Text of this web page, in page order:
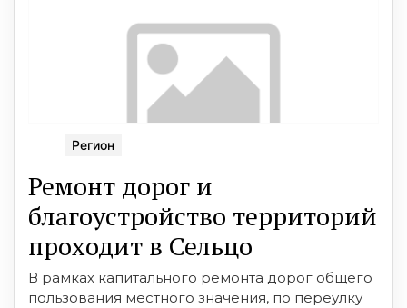
Регион
Ремонт дорог и
благоустройство территорий
проходит в Сельцо
В рамках капитального ремонта дорог общего
пользования местного значения, по переулку